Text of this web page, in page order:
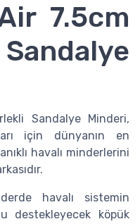
7.5cm
Sandalye Minderi,
için dünyanın en
havalı minderlerini
havalı sistemin
destekleyecek köpük